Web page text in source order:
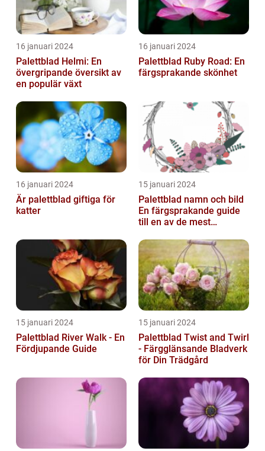
16 januari 2024
Palettblad Helmi: En
övergripande översikt av
en populär växt
16 januari 2024
Palettblad Ruby Road: En
färgsprakande skönhet
16 januari 2024
Är palettblad giftiga för
katter
15 januari 2024
Palettblad namn och bild
En färgsprakande guide
till en av de mest
inomhusväxterna
15 januari 2024
Palettblad River Walk - En
Fördjupande Guide
15 januari 2024
Palettblad Twist and Twirl
- Färgglänsande Bladverk
för Din Trädgård